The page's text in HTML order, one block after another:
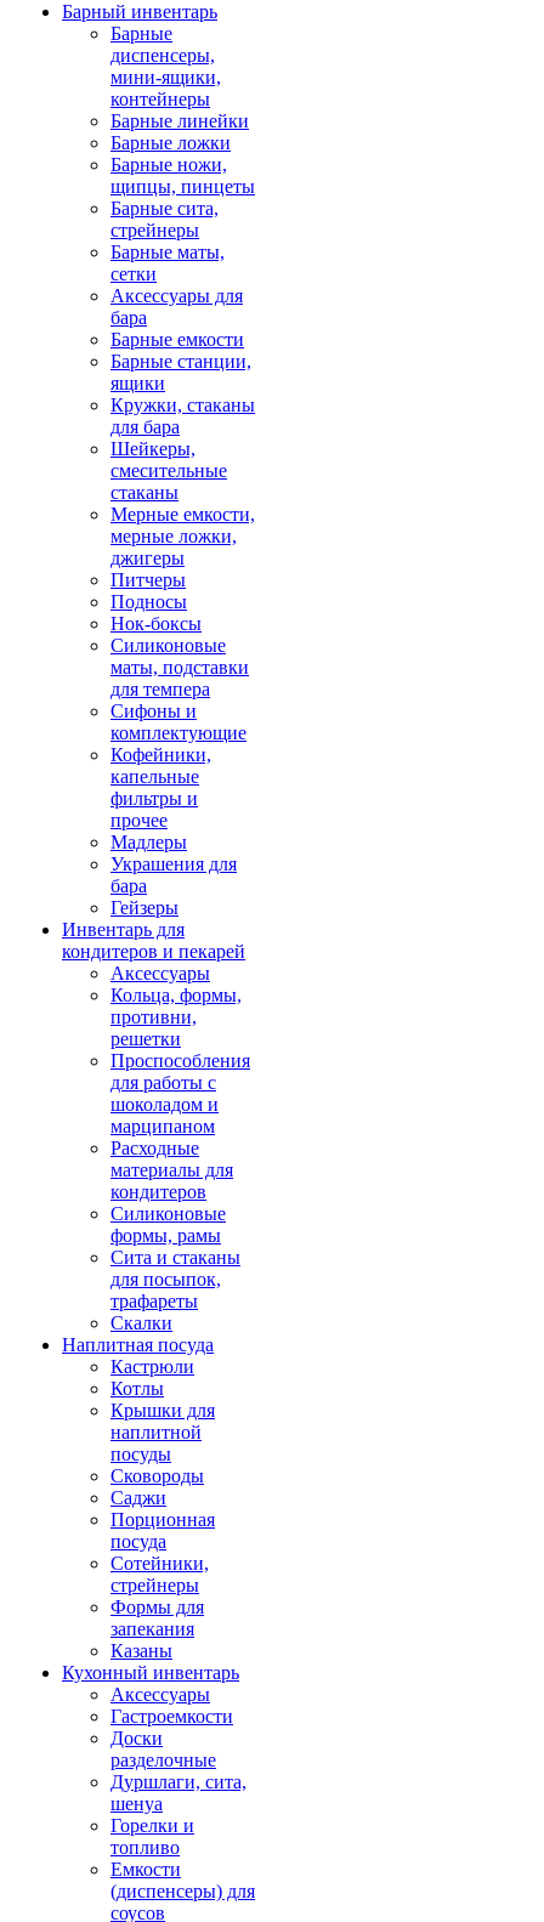
Барный инвентарь
Барные
диспенсеры,
мини-ящики,
контейнеры
Барные линейки
Барные ложки
Барные ножи,
щипцы, пинцеты
Барные сита,
стрейнеры
Барные маты,
сетки
Аксессуары для
бара
Барные емкости
Барные станции,
ящики
Кружки, стаканы
для бара
Шейкеры,
смесительные
стаканы
Мерные емкости,
мерные ложки,
джигеры
Питчеры
Подносы
Нок-боксы
Силиконовые
маты, подставки
для темпера
Сифоны и
комплектующие
Кофейники,
капельные
фильтры и
прочее
Мадлеры
Украшения для
бара
Гейзеры
Инвентарь для
кондитеров и пекарей
Аксессуары
Кольца, формы,
противни,
решетки
Проспособления
для работы с
шоколадом и
марципаном
Расходные
материалы для
кондитеров
Силиконовые
формы, рамы
Сита и стаканы
для посыпок,
трафареты
Скалки
Наплитная посуда
Кастрюли
Котлы
Крышки для
наплитной
посуды
Сковороды
Саджи
Порционная
посуда
Сотейники,
стрейнеры
Формы для
запекания
Казаны
Кухонный инвентарь
Аксессуары
Гастроемкости
Доски
разделочные
Дуршлаги, сита,
шенуа
Горелки и
топливо
Емкости
(диспенсеры) для
соусов